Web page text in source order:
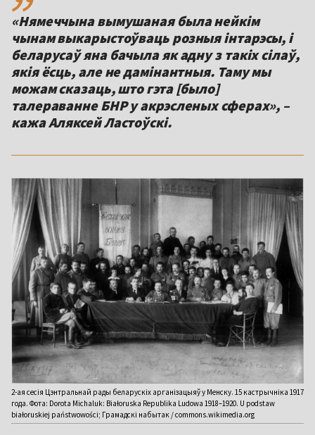
«Нямеччына вымушаная была нейкім
чынам выкарыстоўваць розныя інтарэсы, і
беларусаў яна бачыла як адну з такіх сілаў,
якія ёсць, але не дамінантныя. Таму мы
можам сказаць, што гэта [было]
талераванне БНР у акрэсленых сферах», –
кажа Аляксей Ластоўскі.
2-ая сесія Цэнтральнай рады беларускіх арганізацыяў у Менску. 15 кастрычніка 1917
года. Фота: Dorota Michaluk: Białoruska Republika Ludowa 1918–1920. U podstaw
białoruskiej państwowości; Грамадскі набытак / commons.wikimedia.org